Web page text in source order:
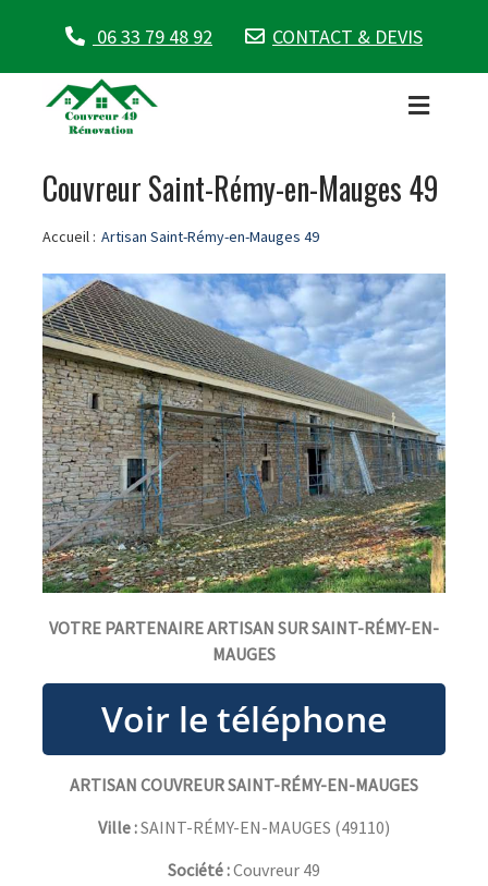
06 33 79 48 92 CONTACT & DEVIS
Couvreur Saint-Rémy-en-Mauges 49
Accueil : Artisan Saint-Rémy-en-Mauges 49
VOTRE PARTENAIRE ARTISAN SUR SAINT-RÉMY-EN-
MAUGES
ARTISAN COUVREUR SAINT-RÉMY-EN-MAUGES
Ville :SAINT-RÉMY-EN-MAUGES (49110)
Société :Couvreur 49